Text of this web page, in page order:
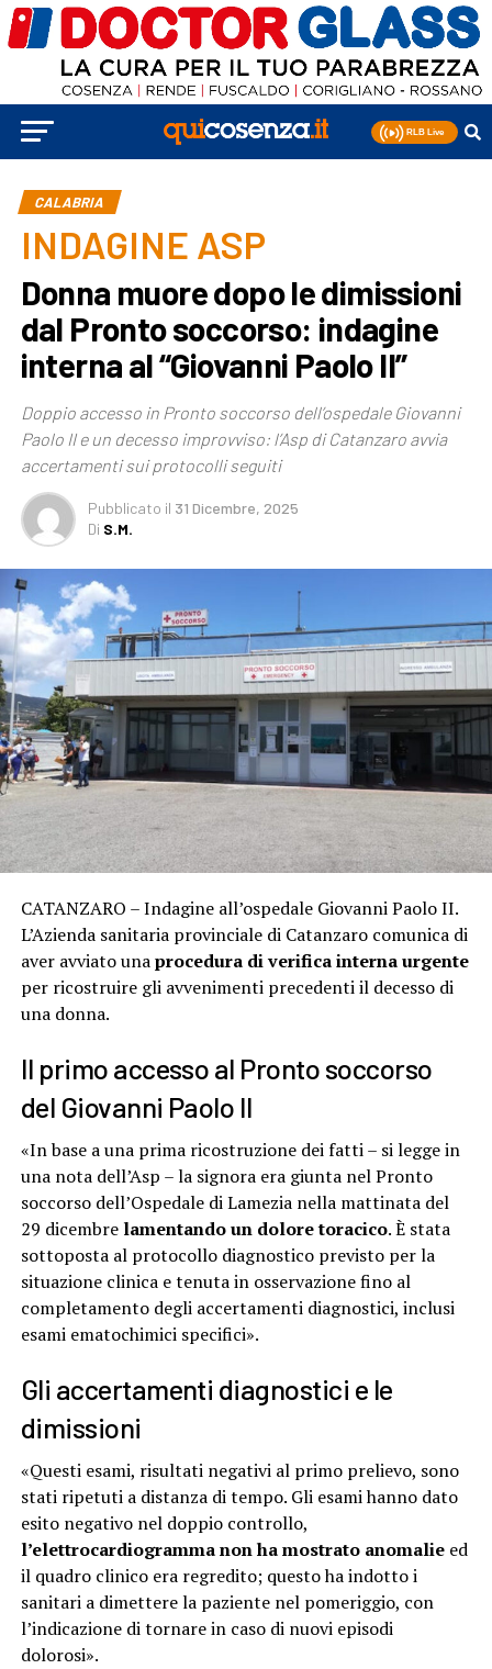
CALABRIA
INDAGINE ASP
Donna muore dopo le dimissioni
dal Pronto soccorso: indagine
interna al “Giovanni Paolo II”
Doppio accesso in Pronto soccorso dell’ospedale Giovanni
Paolo II e un decesso improvviso: l’Asp di Catanzaro avvia
accertamenti sui protocolli seguiti
Pubblicato il 31 Dicembre, 2025
Di S.M.
CATANZARO – Indagine all’ospedale Giovanni Paolo II.
L’Azienda sanitaria provinciale di Catanzaro comunica di
aver avviato unaprocedura di verifica interna urgente
per ricostruire gli avvenimenti precedenti il decesso di
una donna.
Il primo accesso al Pronto soccorso
del Giovanni Paolo II
«In base a una prima ricostruzione dei fatti – si legge in
una nota dell’Asp – la signora era giunta nel Pronto
soccorso dell’Ospedale di Lamezia nella mattinata del
29 dicembrelamentando un dolore toracico. È stata
sottoposta al protocollo diagnostico previsto per la
situazione clinica e tenuta in osservazione fino al
completamento degli accertamenti diagnostici, inclusi
esami ematochimici specifici».
Gli accertamenti diagnostici e le
dimissioni
«Questi esami, risultati negativi al primo prelievo, sono
stati ripetuti a distanza di tempo. Gli esami hanno dato
esito negativo nel doppio controllo,
l’elettrocardiogramma non ha mostrato anomalieed
il quadro clinico era regredito; questo ha indotto i
sanitari a dimettere la paziente nel pomeriggio, con
l’indicazione di tornare in caso di nuovi episodi
dolorosi».